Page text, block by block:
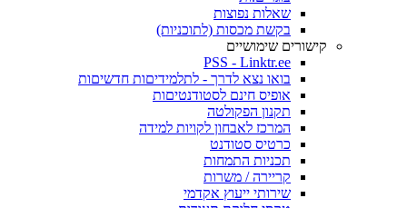
שאלות נפוצות
בקשת מכסות (לתוכניות)
קישורים שימושיים
PSS - Linktr.ee
בואו נצא לדרך - לתלמידיםות חדשיםות
אופיס חינם לסטודנטיםות
תקנון הפקולטה
המרכז לאבחון לקויות למידה
כרטיס סטודנט
תכניות התמחות
קריירה / משרות
שירותי ייעוץ אקדמי